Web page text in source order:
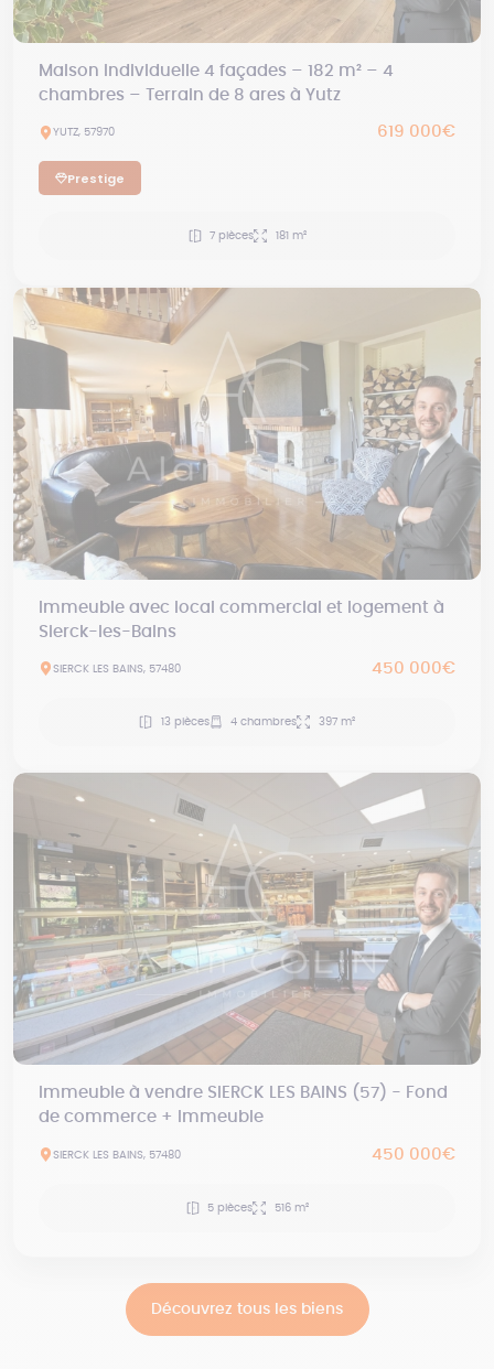
Maison individuelle 4 façades – 182 m² – 4
chambres – Terrain de 8 ares à Yutz
YUTZ, 57970 619 000€
Prestige
7 pièces 181 m²
Immeuble avec local commercial et logement à
Sierck-les-Bains
SIERCK LES BAINS, 57480 450 000€
13 pièces 4 chambres 397 m²
Immeuble à vendre SIERCK LES BAINS (57) - Fond
de commerce + Immeuble
SIERCK LES BAINS, 57480 450 000€
5 pièces 516 m²
Découvrez tous les biens